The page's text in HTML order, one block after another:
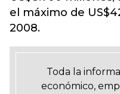
el máximo de
2008.
Toda la
económico,